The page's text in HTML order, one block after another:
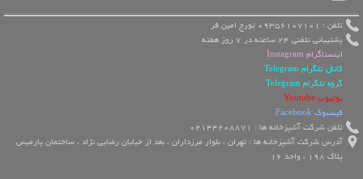
تلفن : 09356107101 تورج امین فر
پشتیبانی تلفنی 24 ساعته در 7 روز هفته
اینستاگرام Instagram
کانال تلگرام Telegram
گروه تلگرام Telegram
یوتیوب Youtube
فیسبوک Facebook
تلفن شرکت آشپزخانه ها : 02144208871
آدرس شرکت آشپزخانه ها : تهران ، بلوار مرزداران ، بعد از خیابان رضایی نژاد ، ساختمان پارمیس
پلاک 198 ، واحد 16